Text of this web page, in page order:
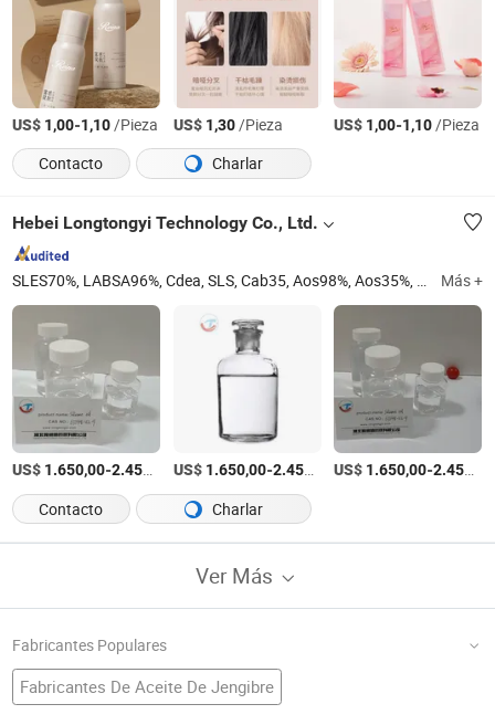
US$ 1,00-1,10/Pieza US$ 1,30/Pieza US$ 1,00-1,10/Pieza
Contacto
Charlar
Hebei Longtongyi Technology Co., Ltd.
SLES70%, LABSA96%, Cdea, SLS, Cab35, Aos98%, Aos35%, HPMC, CMC, Glicerina Más +
US$ 1.650,00-2.450,00 /Tonelada
US$ 1.650,00-2.450,00 /Tonelada
US$ 1.650,00-2.450,00
Contacto
Charlar
Ver Más
Fabricantes Populares
Fabricantes De Aceite De Jengibre